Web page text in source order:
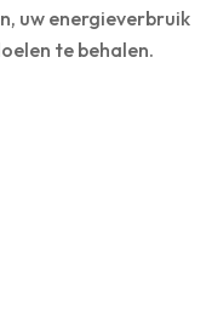
uw energieverbruik
te behalen.